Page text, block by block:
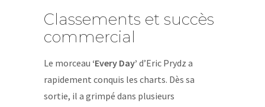
Classements et succès
commercial
Le morceau ‘Every Day’ d’Eric Prydz a
rapidement conquis les charts. Dès sa
sortie, il a grimpé dans plusieurs